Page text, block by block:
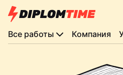
Все работы Компания